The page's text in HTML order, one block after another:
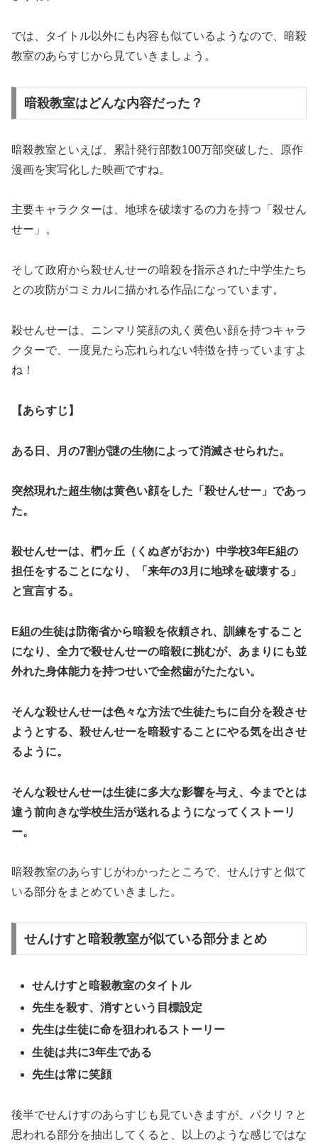
では、タイトル以外にも内容も似ているようなので、暗殺
教室のあらすじから見ていきましょう。
暗殺教室はどんな内容だった？
暗殺教室といえば、累計発行部数100万部突破した、原作
漫画を実写化した映画ですね。
主要キャラクターは、地球を破壊するの力を持つ「殺せん
せー」。
そして政府から殺せんせーの暗殺を指示された中学生たち
との攻防がコミカルに描かれる作品になっています。
殺せんせーは、ニンマリ笑顔の丸く黄色い顔を持つキャラ
クターで、一度見たら忘れられない特徴を持っていますよ
ね！
【あらすじ】
ある日、月の7割が謎の生物によって消滅させられた。
突然現れた超生物は黄色い顔をした「殺せんせー」であっ
た。
殺せんせーは、椚ヶ丘（くぬぎがおか）中学校3年E組の
担任をすることになり、「来年の3月に地球を破壊する」
と宣言する。
E組の生徒は防衛省から暗殺を依頼され、訓練をすること
になり、全力で殺せんせーの暗殺に挑むが、あまりにも並
外れた身体能力を持つせいで全然歯がたたない。
そんな殺せんせーは色々な方法で生徒たちに自分を殺させ
ようとする、殺せんせーを暗殺することにやる気を出させ
るように。
そんな殺せんせーは生徒に多大な影響を与え、今までとは
違う前向きな学校生活が送れるようになってくストーリ
ー。
暗殺教室のあらすじがわかったところで、せんけすと似て
いる部分をまとめていきました。
せんけすと暗殺教室が似ている部分まとめ
せんけすと暗殺教室のタイトル
先生を殺す、消すという目標設定
先生は生徒に命を狙われるストーリー
生徒は共に3年生である
先生は常に笑顔
後半でせんけすのあらすじも見ていきますが、パクリ？と
思われる部分を抽出してくると、以上のような感じではな